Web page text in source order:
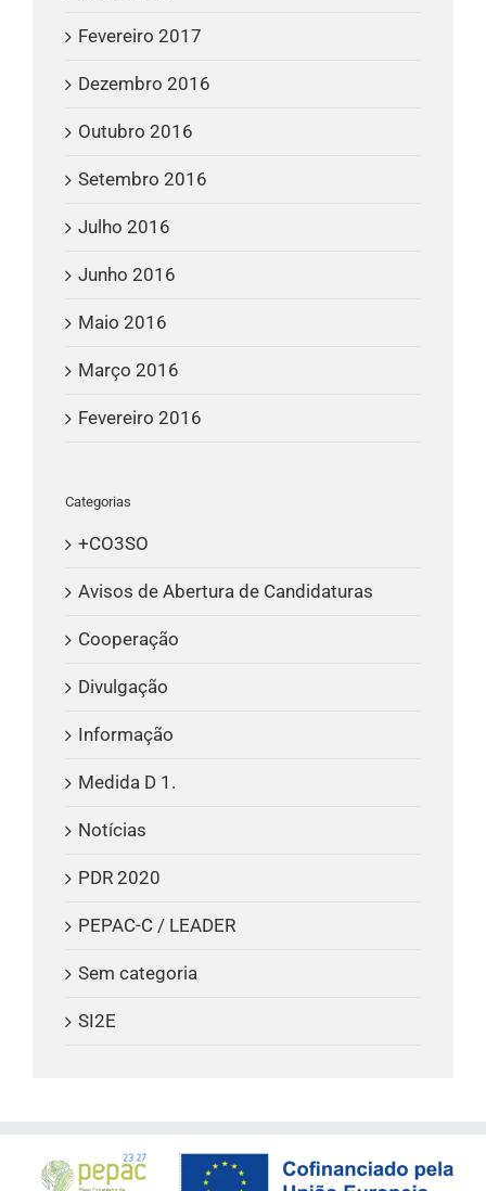
Fevereiro 2017
Dezembro 2016
Outubro 2016
Setembro 2016
Julho 2016
Junho 2016
Maio 2016
Março 2016
Fevereiro 2016
Categorias
+CO3SO
Avisos de Abertura de Candidaturas
Cooperação
Divulgação
Informação
Medida D 1.
Notícias
PDR 2020
PEPAC-C / LEADER
Sem categoria
SI2E